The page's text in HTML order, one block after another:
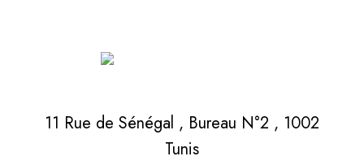
11 Rue de Sénégal , Bureau N°2 , 1002
Tunis